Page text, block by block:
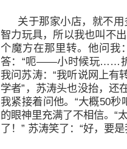
关于那家小店，就不
智力玩具，所以我也叫不
个魔方在那里转。他问我
答：“呃——小时候玩……
我问苏涛：“我听说网上有
学者”，苏涛头也没抬，还
我紧接着问他。“大概50秒
的眼神里充满了不相信。“
了！” 苏涛笑了：“好，要